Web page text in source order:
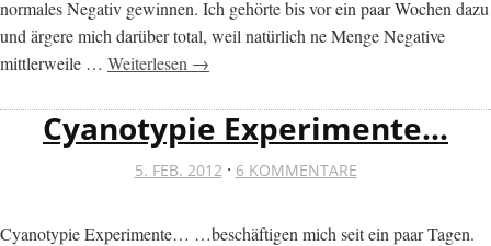
normales Negativ gewinnen. Ich gehörte bis vor ein paar Wochen dazu
und ärgere mich darüber total, weil natürlich ne Menge Negative
mittlerweile … Weiterlesen →
Cyanotypie Experimente…
5. FEB. 2012 · 6 KOMMENTARE
Cyanotypie Experimente… …beschäftigen mich seit ein paar Tagen.